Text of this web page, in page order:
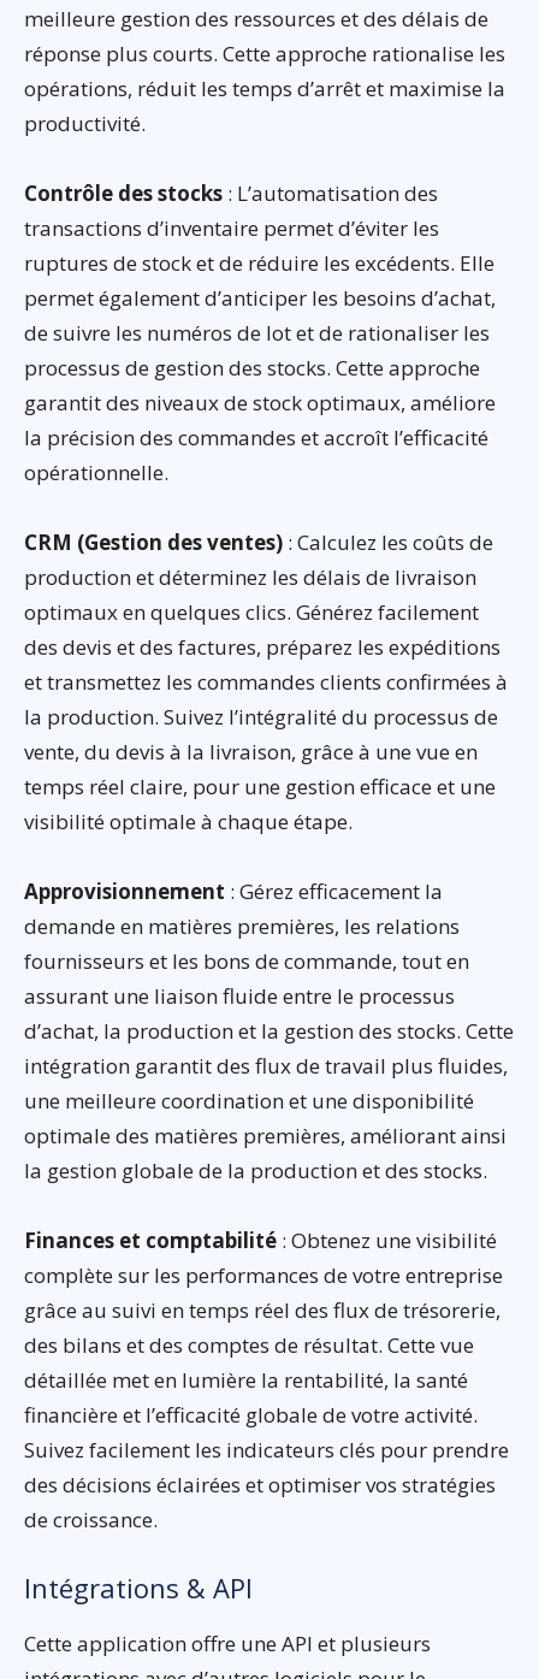
meilleure gestion des ressources et des délais de
réponse plus courts. Cette approche rationalise les
opérations, réduit les temps d’arrêt et maximise la
productivité.
Contrôle des stocks : L’automatisation des
transactions d’inventaire permet d’éviter les
ruptures de stock et de réduire les excédents. Elle
permet également d’anticiper les besoins d’achat,
de suivre les numéros de lot et de rationaliser les
processus de gestion des stocks. Cette approche
garantit des niveaux de stock optimaux, améliore
la précision des commandes et accroît l’efficacité
opérationnelle.
CRM (Gestion des ventes) : Calculez les coûts de
production et déterminez les délais de livraison
optimaux en quelques clics. Générez facilement
des devis et des factures, préparez les expéditions
et transmettez les commandes clients confirmées à
la production. Suivez l’intégralité du processus de
vente, du devis à la livraison, grâce à une vue en
temps réel claire, pour une gestion efficace et une
visibilité optimale à chaque étape.
Approvisionnement : Gérez efficacement la
demande en matières premières, les relations
fournisseurs et les bons de commande, tout en
assurant une liaison fluide entre le processus
d’achat, la production et la gestion des stocks. Cette
intégration garantit des flux de travail plus fluides,
une meilleure coordination et une disponibilité
optimale des matières premières, améliorant ainsi
la gestion globale de la production et des stocks.
Finances et comptabilité : Obtenez une visibilité
complète sur les performances de votre entreprise
grâce au suivi en temps réel des flux de trésorerie,
des bilans et des comptes de résultat. Cette vue
détaillée met en lumière la rentabilité, la santé
financière et l’efficacité globale de votre activité.
Suivez facilement les indicateurs clés pour prendre
des décisions éclairées et optimiser vos stratégies
de croissance.
Intégrations & API
Cette application offre une API et plusieurs